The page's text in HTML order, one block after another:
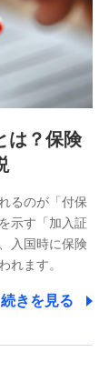
は？保険
るのが「付保
示す「加入証
入国時に保険
れます。
続きを見る